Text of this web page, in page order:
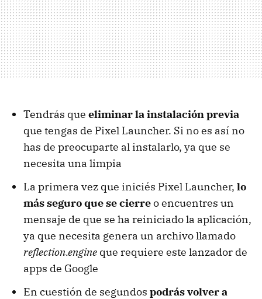
Tendrás que eliminar la instalación previa
que tengas de Pixel Launcher. Si no es así no
has de preocuparte al instalarlo, ya que se
necesita una limpia
La primera vez que iniciés Pixel Launcher, lo
más seguro que se cierreo encuentres un
mensaje de que se ha reiniciado la aplicación,
ya que necesita genera un archivo llamado
reflection.engine que requiere este lanzador de
apps de Google
En cuestión de segundos podrás volver a